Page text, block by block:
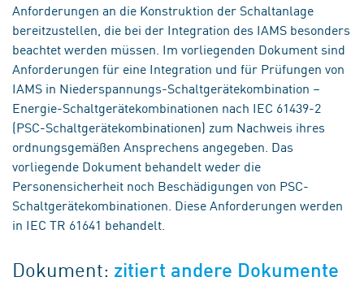
Anforderungen an die Konstruktion der Schaltanlage
bereitzustellen, die bei der Integration des IAMS besonders
beachtet werden müssen. Im vorliegenden Dokument sind
Anforderungen für eine Integration und für Prüfungen von
IAMS in Niederspannungs-Schaltgerätekombination –
Energie-Schaltgerätekombinationen nach IEC 61439-2
(PSC-Schaltgerätekombinationen) zum Nachweis ihres
ordnungsgemäßen Ansprechens angegeben. Das
vorliegende Dokument behandelt weder die
Personensicherheit noch Beschädigungen von PSC-
Schaltgerätekombinationen. Diese Anforderungen werden
in IEC TR 61641 behandelt.
Dokument: zitiert andere Dokumente